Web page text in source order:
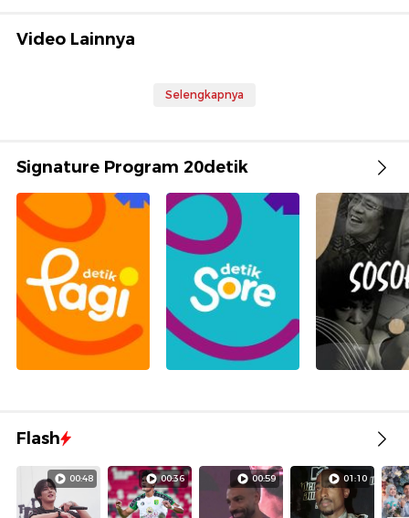
Video Lainnya
Selengkapnya
Signature Program 20detik
Flash
00:48 00:36 00:59 01:10